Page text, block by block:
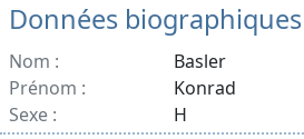
Données biographiques
Nom :
Basler
Prénom :
Konrad
Sexe :
H